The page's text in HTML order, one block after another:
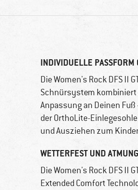
INDIVIDUELLE PASSFORM
Die Women's Rock DFS II
Schnürsystem
Anpassung an Deinen
der OrthoLite-
und Ausziehen zum
WETTERFEST UND
Die Women's Rock DFS II
Extended Comfort